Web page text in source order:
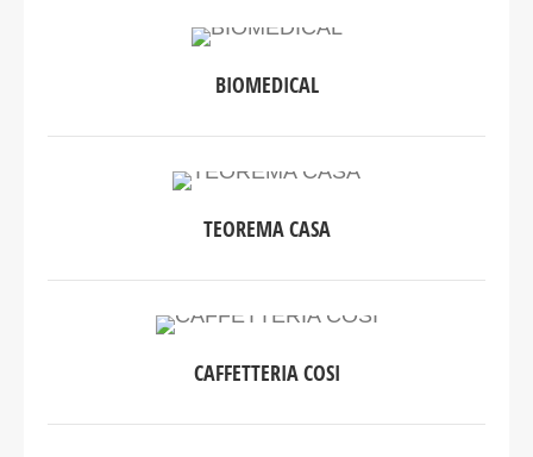
BIOMEDICAL
TEOREMA CASA
CAFFETTERIA COSI